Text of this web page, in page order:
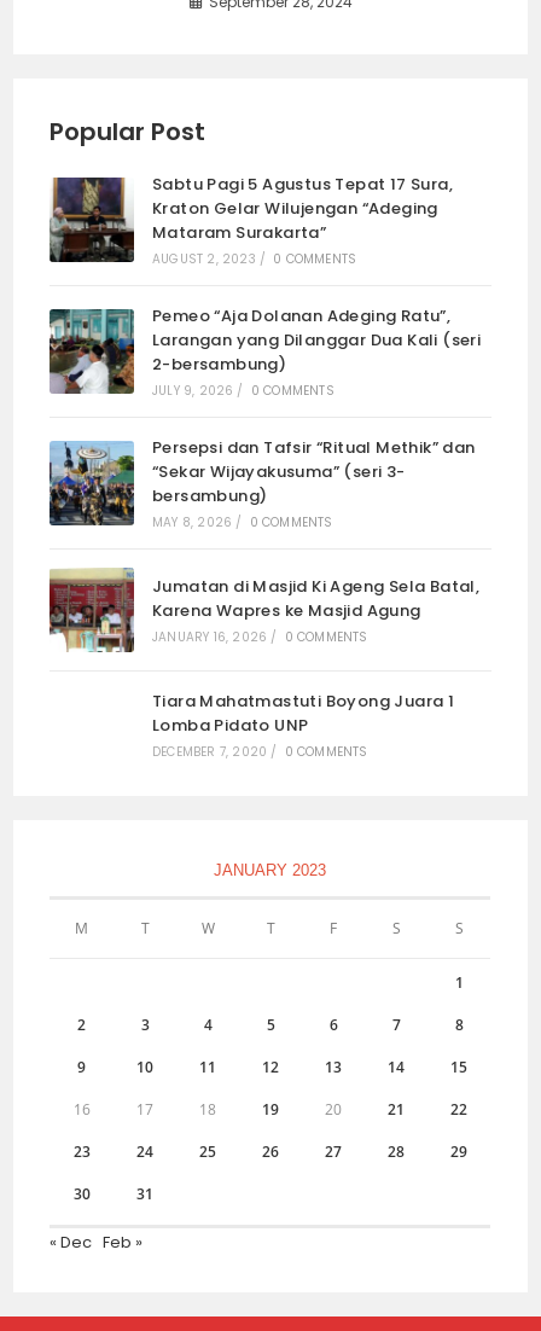
Popular Post
Sabtu Pagi 5 Agustus Tepat 17 Sura,
Kraton Gelar Wilujengan “Adeging
Mataram Surakarta”
AUGUST 2, 2023 / 0 COMMENTS
Pemeo “Aja Dolanan Adeging Ratu”,
Larangan yang Dilanggar Dua Kali (seri
2-bersambung)
JULY 9, 2026 / 0 COMMENTS
Persepsi dan Tafsir “Ritual Methik” dan
“Sekar Wijayakusuma” (seri 3-
bersambung)
MAY 8, 2026 / 0 COMMENTS
Jumatan di Masjid Ki Ageng Sela Batal,
Karena Wapres ke Masjid Agung
JANUARY 16, 2026 / 0 COMMENTS
Tiara Mahatmastuti Boyong Juara 1
Lomba Pidato UNP
DECEMBER 7, 2020 / 0 COMMENTS
JANUARY 2023
M T W T F S S
1
2 3 4 5 6 7 8
9 10 11 12 13 14 15
16 17 18 19 20 21 22
23 24 25 26 27 28 29
30 31
« Dec Feb »